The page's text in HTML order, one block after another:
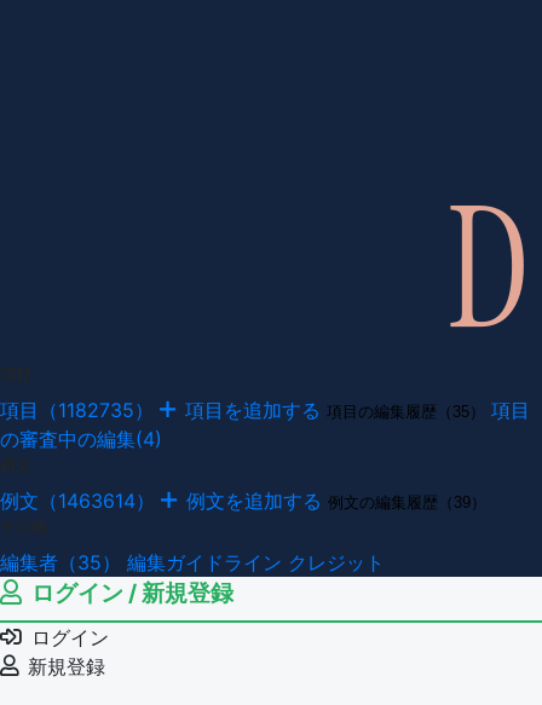
項目（1182735） 項目を追加する 項目の編集履歴（35）
項目
の審査中の編集(4)
例文（1463614） 例文を追加する 例文の編集履歴（39）
編集者（35） 編集ガイドライン クレジット
ログイン / 新規登録
ログイン
新規登録